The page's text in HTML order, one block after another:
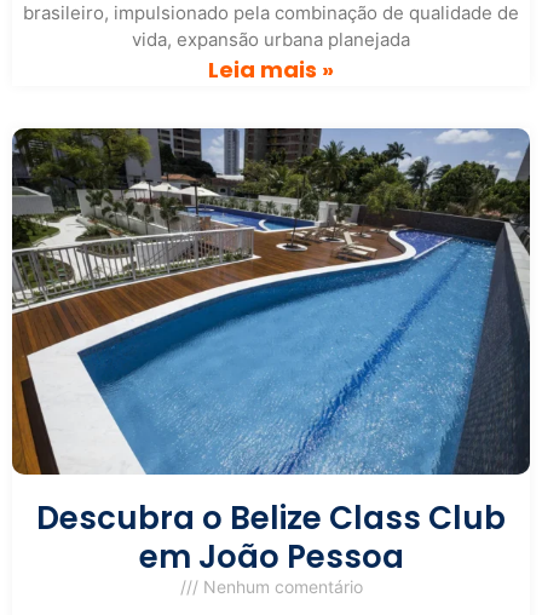
brasileiro, impulsionado pela combinação de qualidade de
vida, expansão urbana planejada
Leia mais »
Descubra o Belize Class Club
em João Pessoa
Nenhum comentário